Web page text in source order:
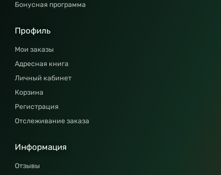
Бонусная программа
Профиль
Мои заказы
Адресная книга
Личный кабинет
Корзина
Регистрация
Отслеживание заказа
Информация
Отзывы